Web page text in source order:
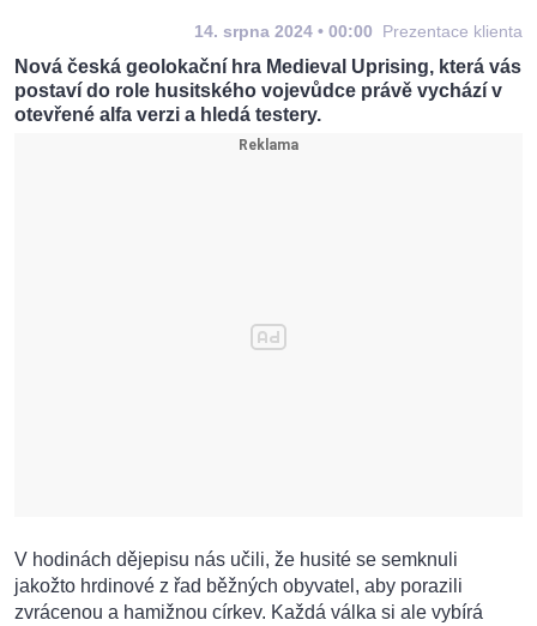
14. srpna 2024 • 00:00 Prezentace klienta
Nová česká geolokační hra Medieval Uprising, která vás
postaví do role husitského vojevůdce právě vychází v
otevřené alfa verzi a hledá testery.
V hodinách dějepisu nás učili, že husité se semknuli
jakožto hrdinové z řad běžných obyvatel, aby porazili
zvrácenou a hamižnou církev. Každá válka si ale vybírá